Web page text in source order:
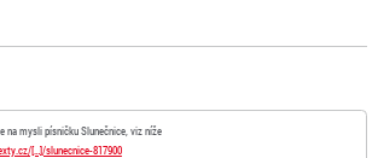
na mysli písničku Slunečnice, viz níže
[…]/slunecnice-817900